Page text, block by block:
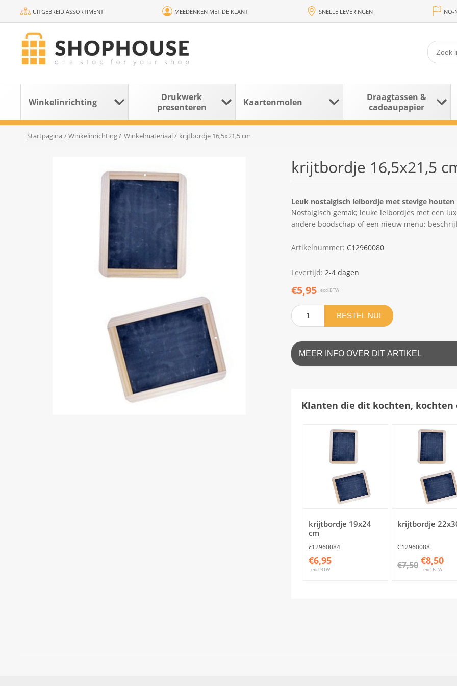
UITGEBREID ASSORTIMENT MEEDENKEN MET DE KLANT SNELLE LEVERINGEN NO-
Winkelinrichting
Drukwerk
presenteren
Kaartenmolen
Draagtassen &
cadeaupapier
Startpagina /Winkelinrichting/ Winkelmateriaal / krijtbordje 16,5x21,5 cm
krijtbordje 16,5x21,5
Leuk nostalgisch leibordje met stevige houten
Nostalgisch gemak; leuke leibordjes met een
andere boodschap of een nieuw menu;
Artikelnummer: C12960080
Levertijd: 2-4 dagen
€5,95 excl.BTW
BESTEL NU!
MEER INFO OVER DIT ARTIKEL
Klanten die dit kochten, kochten
krijtbordje 19x24
cm
c12960084
€6,95
excl.BTW
krijtbordje
C12960088
€7,50 €8,50
excl.BTW